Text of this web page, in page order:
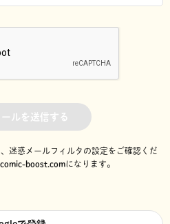
ルを送信する
迷惑メールフィルタの設定をご確認くだ
boost.comになります。